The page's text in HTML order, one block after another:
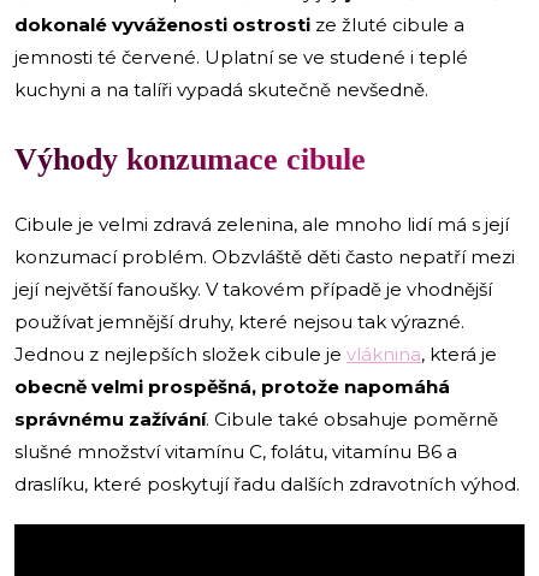
dokonalé vyváženosti ostrosti ze žluté cibule a
jemnosti té červené. Uplatní se ve studené i teplé
kuchyni a na talíři vypadá skutečně nevšedně.
Výhody konzumace cibule
Cibule je velmi zdravá zelenina, ale mnoho lidí má s její
konzumací problém. Obzvláště děti často nepatří mezi
její největší fanoušky. V takovém případě je vhodnější
používat jemnější druhy, které nejsou tak výrazné.
Jednou z nejlepších složek cibule je vláknina, která je
obecně velmi prospěšná, protože napomáhá
správnému zažívání. Cibule také obsahuje poměrně
slušné množství vitamínu C, folátu, vitamínu B6 a
draslíku, které poskytují řadu dalších zdravotních výhod.